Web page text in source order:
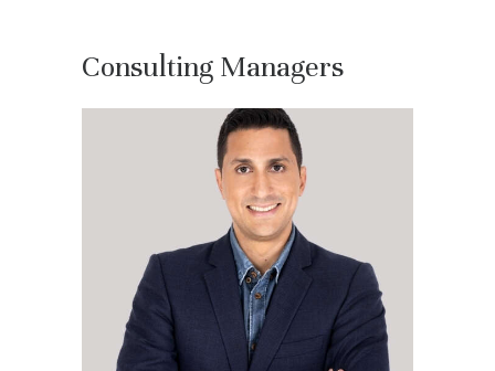
Consulting Managers